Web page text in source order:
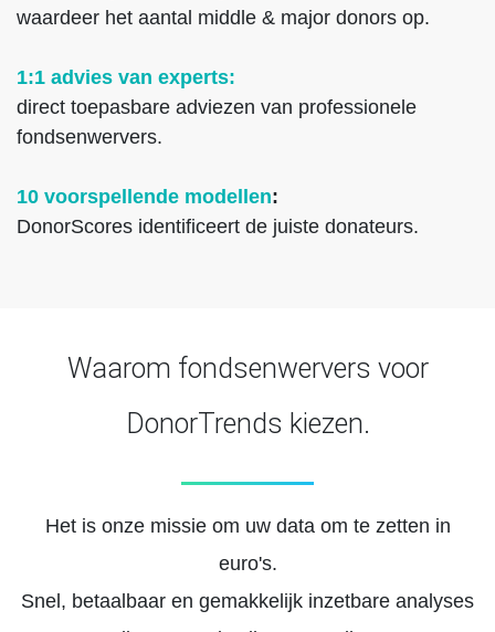
waardeer het aantal middle & major donors op.
1:1 advies van experts:
direct toepasbare adviezen van professionele
fondsenwervers.
10 voorspellende modellen:
DonorScores identificeert de juiste donateurs.
Waarom fondsenwervers voor
DonorTrends kiezen.
Het is onze missie om uw data om te zetten in
euro's.
Snel, betaalbaar en gemakkelijk inzetbare analyses